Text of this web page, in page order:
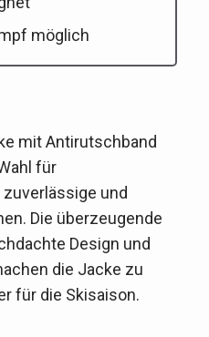
möglich
mit Antirutschband
für
und
Die überzeugende
Design und
die Jacke zu
für die Skisaison.